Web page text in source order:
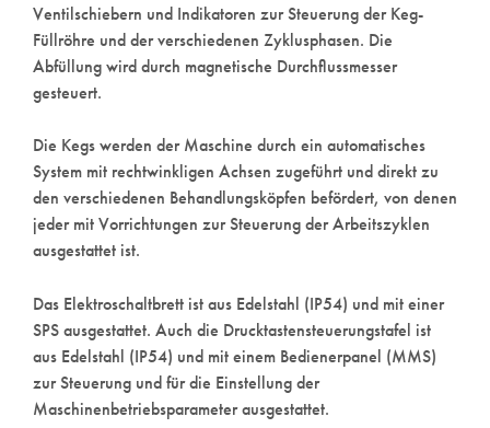
Ventilschiebern und Indikatoren zur Steuerung der Keg-
Füllröhre und der verschiedenen Zyklusphasen. Die
Abfüllung wird durch magnetische Durchflussmesser
gesteuert.
Die Kegs werden der Maschine durch ein automatisches
System mit rechtwinkligen Achsen zugeführt und direkt zu
den verschiedenen Behandlungsköpfen befördert, von denen
jeder mit Vorrichtungen zur Steuerung der Arbeitszyklen
ausgestattet ist.
Das Elektroschaltbrett ist aus Edelstahl (IP54) und mit einer
SPS ausgestattet. Auch die Drucktastensteuerungstafel ist
aus Edelstahl (IP54) und mit einem Bedienerpanel (MMS)
zur Steuerung und für die Einstellung der
Maschinenbetriebsparameter ausgestattet.